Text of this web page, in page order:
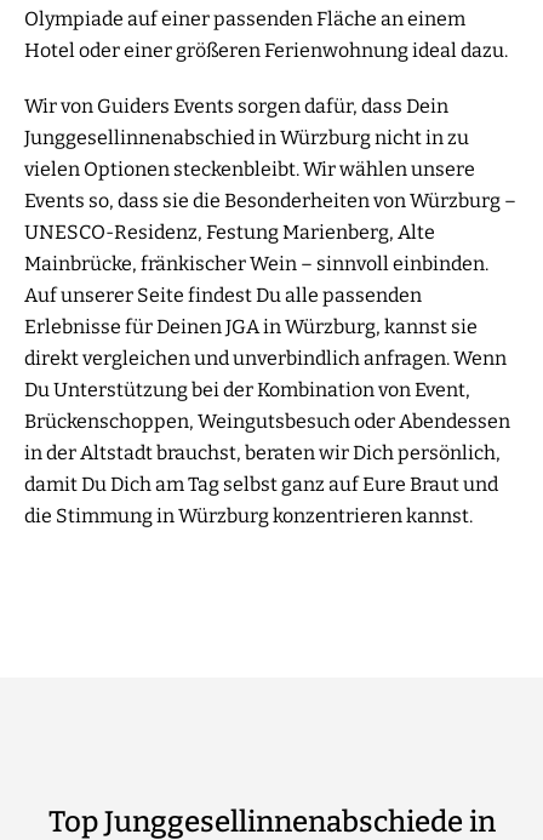
Olympiade auf einer passenden Fläche an einem
Hotel oder einer größeren Ferienwohnung ideal dazu.
Wir von Guiders Events sorgen dafür, dass Dein
Junggesellinnenabschied in Würzburg nicht in zu
vielen Optionen steckenbleibt. Wir wählen unsere
Events so, dass sie die Besonderheiten von Würzburg –
UNESCO-Residenz, Festung Marienberg, Alte
Mainbrücke, fränkischer Wein – sinnvoll einbinden.
Auf unserer Seite findest Du alle passenden
Erlebnisse für Deinen JGA in Würzburg, kannst sie
direkt vergleichen und unverbindlich anfragen. Wenn
Du Unterstützung bei der Kombination von Event,
Brückenschoppen, Weingutsbesuch oder Abendessen
in der Altstadt brauchst, beraten wir Dich persönlich,
damit Du Dich am Tag selbst ganz auf Eure Braut und
die Stimmung in Würzburg konzentrieren kannst.
Top Junggesellinnenabschiede in